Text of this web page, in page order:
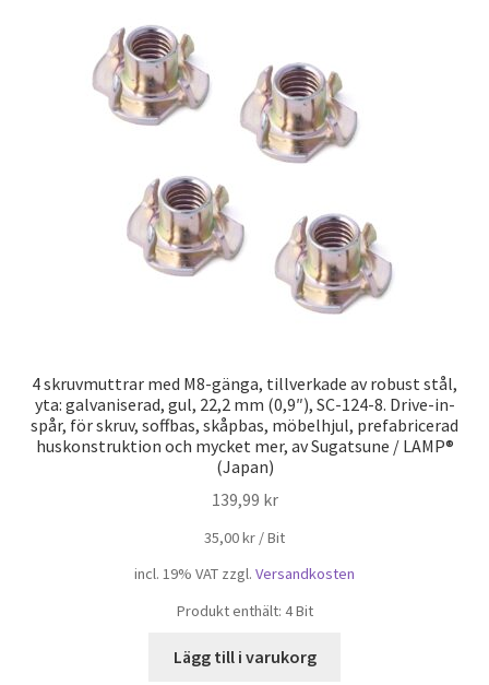
4 skruvmuttrar med M8-gänga, tillverkade av robust stål,
yta: galvaniserad, gul, 22,2 mm (0,9″), SC-124-8. Drive-in-
spår, för skruv, soffbas, skåpbas, möbelhjul, prefabricerad
huskonstruktion och mycket mer, av Sugatsune / LAMP®
(Japan)
139,99 kr
35,00kr /Bit
incl. 19% VAT zzgl. Versandkosten
Produkt enthält: 4Bit
Lägg till i varukorg